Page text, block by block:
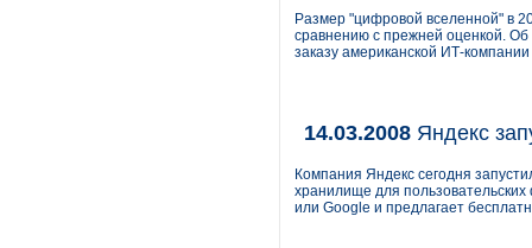
Размер "цифровой вселенной" в
сравнению с прежней оценкой. Об
заказу американской ИТ-
14.03.2008 Яндекс
Компания Яндекс сегодня
хранилище для
или Google и предлагает